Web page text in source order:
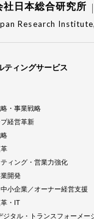
社日本総合研究所
Research
ティングサービス
・事業戦略
経営革新
ィング・営業力強化
開発
小企業／オーナー経営支援
・IT
ジタル・トランスフォーメー